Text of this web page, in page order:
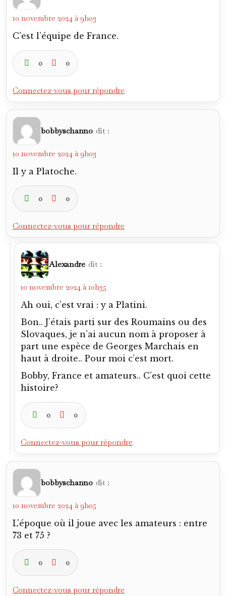
10 novembre 2024 à 9h03
C’est l’équipe de France.
0 0
Connectez-vous pour répondre
bobbyschanno dit :
10 novembre 2024 à 9h03
Il y a Platoche.
0 0
Connectez-vous pour répondre
Alexandre dit :
10 novembre 2024 à 10h35
Ah oui, c’est vrai : y a Platini.
Bon.. J’étais parti sur des Roumains ou des
Slovaques, je n’ai aucun nom à proposer à
part une espèce de Georges Marchais en
haut à droite.. Pour moi c’est mort.
Bobby, France et amateurs.. C’est quoi cette
histoire?
0 0
Connectez-vous pour répondre
bobbyschanno dit :
10 novembre 2024 à 9h05
L’époque où il joue avec les amateurs : entre
73 et 75 ?
0 0
Connectez-vous pour répondre